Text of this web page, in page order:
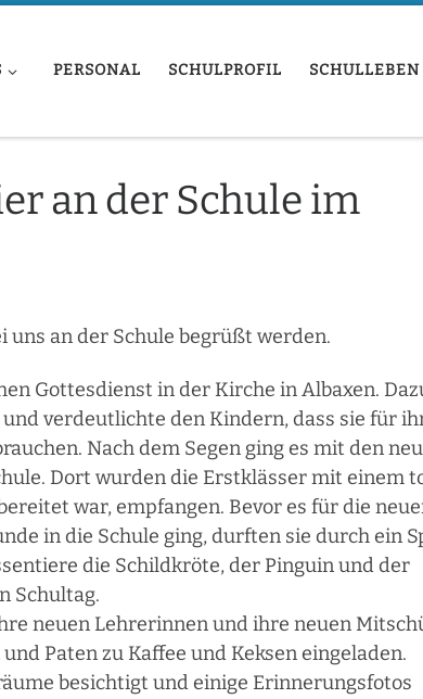
PERSONAL SCHULPROFIL SCHULLEBEN
an der Schule im
an der Schule begrüßt werden.
Gottesdienst in der Kirche in Albaxen.
verdeutlichte den Kindern, dass sie für
Nach dem Segen ging es mit den
Dort wurden die Erstklässer mit einem
war, empfangen. Bevor es für die
in die Schule ging, durften sie durch ein
die Schildkröte, der Pinguin und der
Schultag.
neuen Lehrerinnen und ihre neuen
Paten zu Kaffee und Keksen eingeladen.
besichtigt und einige Erinnerungsfotos